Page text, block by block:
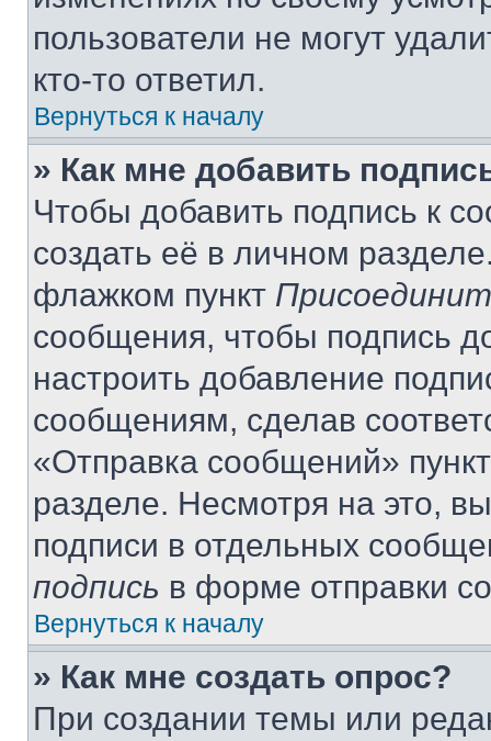
пользователи не могут
кто-то ответил.
Вернуться к началу
» Как мне добавить
Чтобы добавить подпись к
создать её в личном
флажком пункт
сообщения, чтобы подпись
настроить добавление
сообщениям, сделав
«Отправка сообщений»
разделе. Несмотря на это,
подписи в отдельных
подпись в форме отправки
Вернуться к началу
» Как мне создать опрос?
При создании темы или